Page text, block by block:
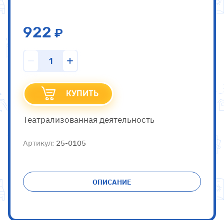
922
КУПИТЬ
Театрализованная деятельность
Артикул: 25-0105
ОПИСАНИЕ